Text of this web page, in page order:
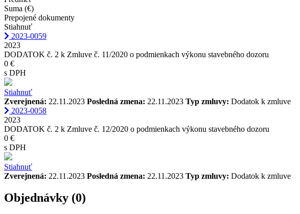
Suma (€)
Prepojené dokumenty
Stiahnuť
2023-0059
2023
DODATOK č. 2 k Zmluve č. 11/2020 o podmienkach výkonu stavebného dozoru
0 €
s DPH
Stiahnuť
Zverejnená: 22.11.2023 Posledná zmena: 22.11.2023 Typ zmluvy: Dodatok k zmluve
2023-0058
2023
DODATOK č. 2 k Zmluve č. 12/2020 o podmienkach výkonu stavebného dozoru
0 €
s DPH
Stiahnuť
Zverejnená: 22.11.2023 Posledná zmena: 22.11.2023 Typ zmluvy: Dodatok k zmluve
Objednávky (0)